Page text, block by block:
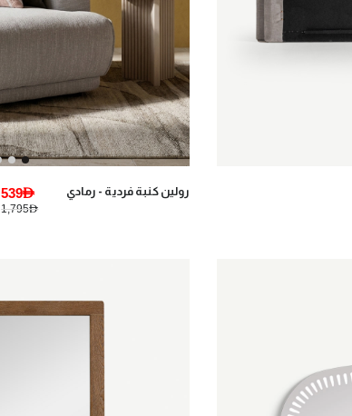
رولين كنبة فردية - رمادي 539AED
1,795AED